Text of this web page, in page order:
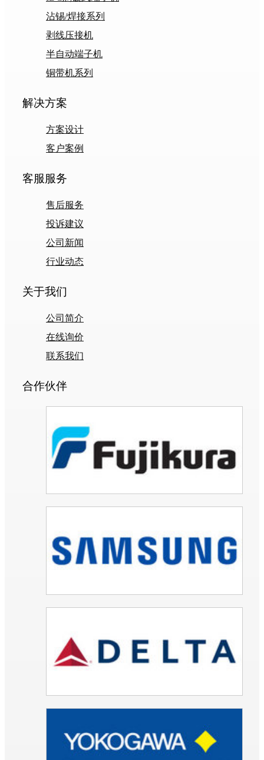
沾锡/焊接系列
剥线压接机
半自动端子机
铜带机系列
解决方案
方案设计
客户案例
客服服务
售后服务
投诉建议
公司新闻
行业动态
关于我们
公司简介
在线询价
联系我们
合作伙伴